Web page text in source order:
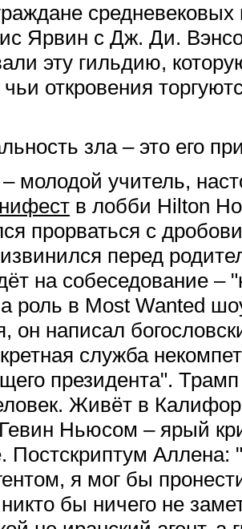
Ярвин с Дж. Ди.
эту гильдию,
чьи откровения
зла – это его
молодой учитель,
в лобби Hilton
прорваться с
перед
на собеседование –
роль в Most Wanted
он написал
служба
президента".
Живёт в
Гевин Ньюсом – ярый
Постскриптум
я мог бы
бы ничего не